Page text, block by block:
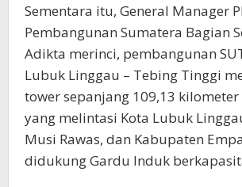
Sementara itu, General Manager
Pembangunan Sumatera Bagian
Adikta merinci, pembangunan
Lubuk Linggau – Tebing Tinggi
tower sepanjang 109,13
yang melintasi Kota Lubuk
Musi Rawas, dan Kabupaten
didukung Gardu Induk